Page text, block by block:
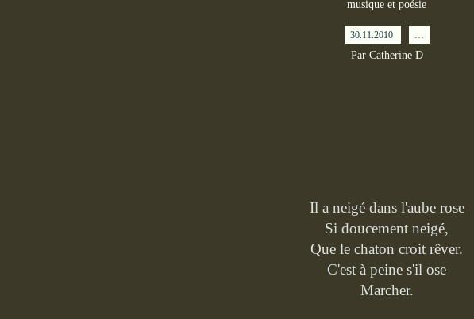
musique et poésie
30.11.2010
Par Catherine D
Il a neigé dans l'aube rose
Si doucement neigé,
Que le chaton croit rêver.
C'est à peine s'il ose
Marcher.